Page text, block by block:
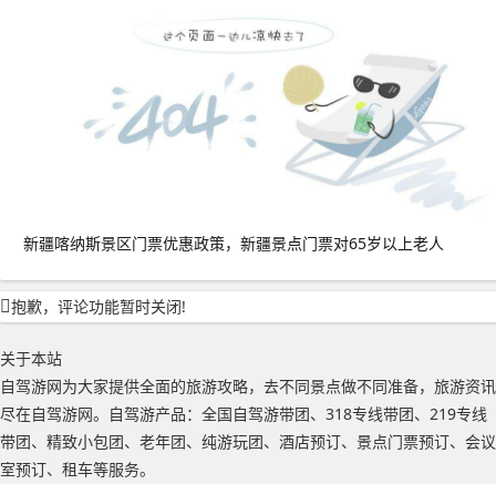
新疆喀纳斯景区门票优惠政策，新疆景点门票对65岁以上老人
抱歉，评论功能暂时关闭!
关于本站
自驾游网为大家提供全面的旅游攻略，去不同景点做不同准备，旅游资讯
尽在自驾游网。自驾游产品：全国自驾游带团、318专线带团、219专线
带团、精致小包团、老年团、纯游玩团、酒店预订、景点门票预订、会议
室预订、租车等服务。